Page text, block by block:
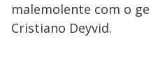
malemolente com o
Cristiano Deyvid.